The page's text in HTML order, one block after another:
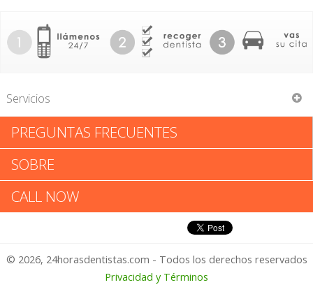
Servicios
County of Fairfax
County of Fairfax: Califica tu
Experiencia
1 – No Feliz
PREGUNTAS FRECUENTES
SOBRE
CALL NOW
© 2026, 24horasdentistas.com - Todos los derechos reservados
Privacidad y Términos